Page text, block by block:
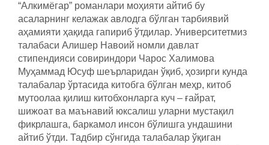
“Алкимёгар” романлари моҳияти айтиб бу
асаларнинг келажак авлодга бўлган тарбиявий
аҳамияти ҳақида гапириб ўтдилар. Университетмиз
талабаси Алишер Навоий номли давлат
стипендияси совириндори Чарос Халимова
Муҳаммад Юсуф шеърларидан ўқиб, ҳозирги кунда
талабалар ўртасида китобга бўлган меҳр, китоб
мутоолаа қилиш китобхонларга куч – ғайрат,
шижоат ва маънавий юксалиш уларни мустақил
фикрлашга, баркамол инсон бўлишга ундашини
айтиб ўтди. Тадбир сўнгида талабалар ўқиган